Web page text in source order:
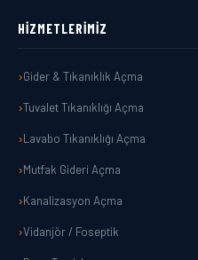
HIZMETLERIMIZ
Gider & Tıkanıklık Açma
Tuvalet Tıkanıklığı Açma
Lavabo Tıkanıklığı Açma
Mutfak Gideri Açma
Kanalizasyon Açma
Vidanjör / Foseptik